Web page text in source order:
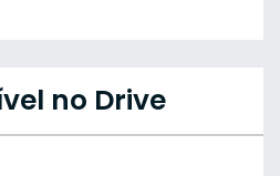
no Drive